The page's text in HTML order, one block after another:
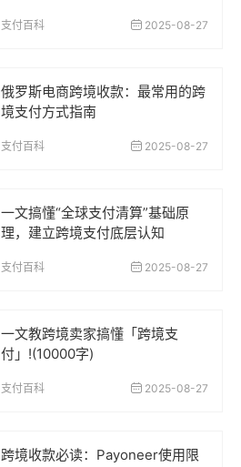
支付百科 2025-08-27
俄罗斯电商跨境收款：最常用的跨
境支付方式指南
支付百科 2025-08-27
一文搞懂“全球支付清算”基础原
理，建立跨境支付底层认知
支付百科 2025-08-27
一文教跨境卖家搞懂「跨境支
付」!(10000字)
支付百科 2025-08-27
跨境收款必读：Payoneer使用限